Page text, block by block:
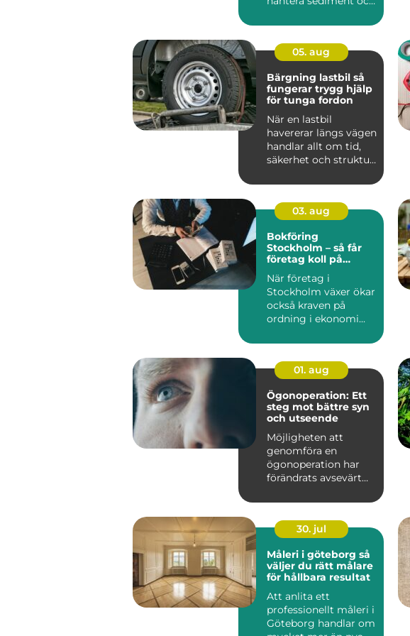
05. aug
Bärgning lastbil så
fungerar trygg hjälp
för tunga fordon
När en lastbil
havererar längs vägen
handlar allt om tid,
säkerhet och struktur.
03. aug
Bokföring
Stockholm – så får
företag koll på
När företag i
Stockholm växer ökar
också kraven på
ordning i ekonomi...
01. aug
Ögonoperation: Ett
steg mot bättre syn
och utseende
Möjligheten att
genomföra en
ögonoperation har
förändrats avsevärt
30. jul
Måleri i göteborg så
väljer du rätt målare
för hållbara resultat
Att anlita ett
professionellt måleri i
Göteborg handlar om